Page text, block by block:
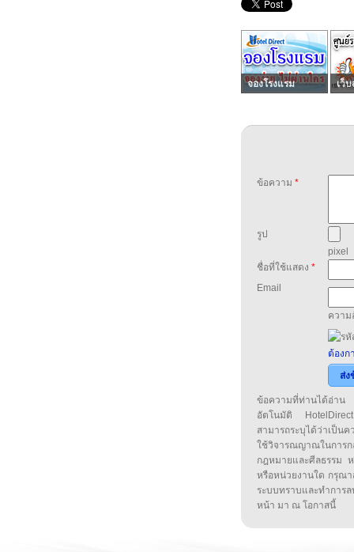
จองโรงแรม เว็บ
ข้อความ *
รูป
pixel
ชื่อที่ใช้แสดง *
Email
ความ
ต้องก
ส่ง
ข้อความที่ท่านได้อ่าน
อัตโนมัติ
สามารถระบุได้ว่าเป็น
ใช้วิจารณญาณในกา
กฎหมายและศีลธรรม
หรือหน่วยงานใด กรุณา
ระบบทราบและทำกา
หน้า มา ณ โอกาสนี้